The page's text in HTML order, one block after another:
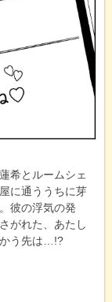
希とルームシェ
に通ううちに芽
彼の浮気の発
がれた、あたし
う先は…!?